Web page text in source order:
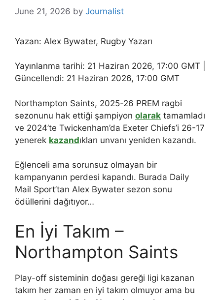
June 21, 2026 by Journalist
Yazan: Alex Bywater, Rugby Yazarı
Yayınlanma tarihi: 21 Haziran 2026, 17:00 GMT
Güncellendi: 21 Haziran 2026, 17:00 GMT
Northampton Saints, 2025-26 PREM ragbi
sezonunu hak ettiği şampiyon olarak tamamladı
ve 2024’te Twickenham’da Exeter Chiefs’i 26-17
yenerek kazandıkları unvanı yeniden kazandı.
Eğlenceli ama sorunsuz olmayan bir
kampanyanın perdesi kapandı. Burada Daily
Mail Sport’tan Alex Bywater sezon sonu
ödüllerini dağıtıyor…
En İyi Takım –
Northampton Saints
Play-off sisteminin doğası gereği ligi kazanan
takım her zaman en iyi takım olmuyor ama bu